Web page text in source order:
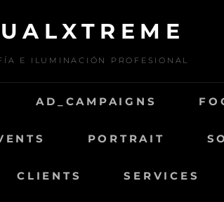
E ILUMINACIÓN PROFESIONAL
AD_CAMPAIGNS
PORTRAIT
CLIENTS SERVICES